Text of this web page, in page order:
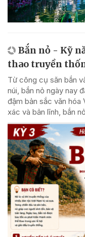
Bắn nỏ - Kỹ
thao truyền
Từ công cụ săn bắn
núi, bắn nỏ ngày nay
đậm bản sắc văn hóa
xác và bản lĩnh, bắn